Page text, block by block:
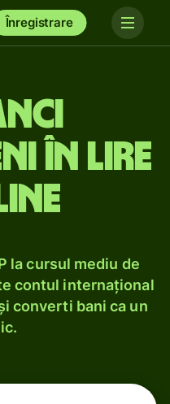
Înregistrare
în lire
la cursul mediu de
contul internațional
converti bani ca un